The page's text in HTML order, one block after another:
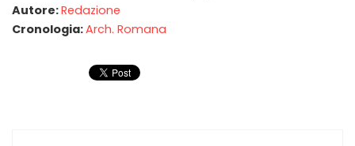
Autore:Redazione
Cronologia:Arch. Romana